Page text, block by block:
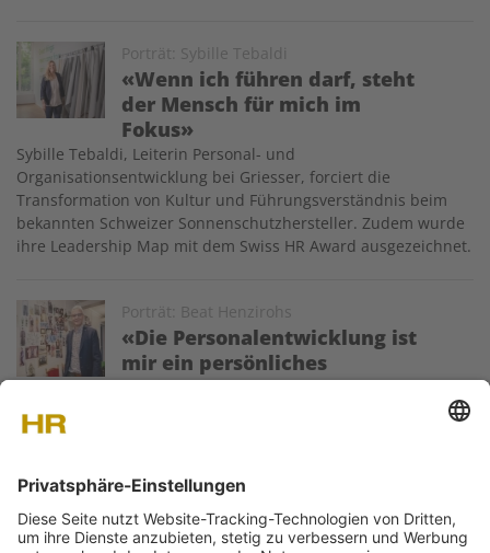
Porträt: Sybille Tebaldi
«Wenn ich führen darf, steht
der Mensch für mich im
Fokus»
Image
Sybille Tebaldi, Leiterin Personal- und
Organisationsentwicklung bei Griesser, forciert die
Transformation von Kultur und Führungsverständnis beim
bekannten Schweizer Sonnenschutz­hersteller. Zudem wurde
ihre Leadership Map mit dem Swiss HR Award ausgezeichnet.
Porträt: Beat Henzirohs
«Die Personalentwicklung ist
mir ein persönliches
Anliegen»
Image
Beat Henzirohs, HR-Leiter des Opernhauses Zürich, vereint
Leidenschaft für Menschen mit einer methodischen HR-